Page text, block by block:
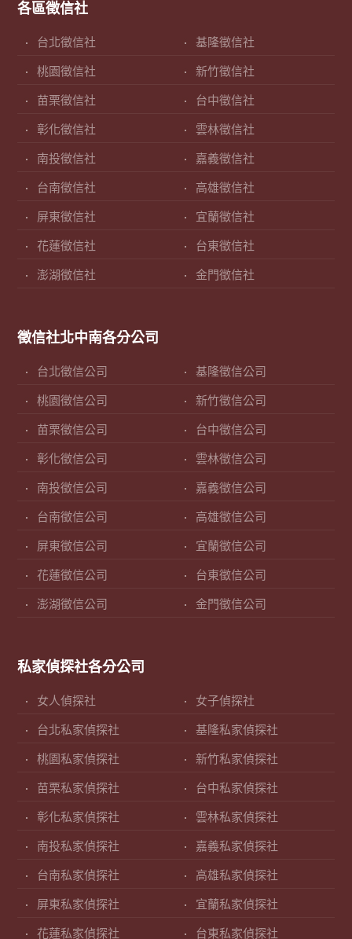
各區徵信社
台北徵信社 基隆徵信社
桃園徵信社 新竹徵信社
苗栗徵信社 台中徵信社
彰化徵信社 雲林徵信社
南投徵信社 嘉義徵信社
台南徵信社 高雄徵信社
屏東徵信社 宜蘭徵信社
花蓮徵信社 台東徵信社
澎湖徵信社 金門徵信社
徵信社北中南各分公司
台北徵信公司 基隆徵信公司
桃園徵信公司 新竹徵信公司
苗栗徵信公司 台中徵信公司
彰化徵信公司 雲林徵信公司
南投徵信公司 嘉義徵信公司
台南徵信公司 高雄徵信公司
屏東徵信公司 宜蘭徵信公司
花蓮徵信公司 台東徵信公司
澎湖徵信公司 金門徵信公司
私家偵探社各分公司
女人偵探社 女子偵探社
台北私家偵探社 基隆私家偵探社
桃園私家偵探社 新竹私家偵探社
苗栗私家偵探社 台中私家偵探社
彰化私家偵探社 雲林私家偵探社
南投私家偵探社 嘉義私家偵探社
台南私家偵探社 高雄私家偵探社
屏東私家偵探社 宜蘭私家偵探社
花蓮私家偵探社 台東私家偵探社